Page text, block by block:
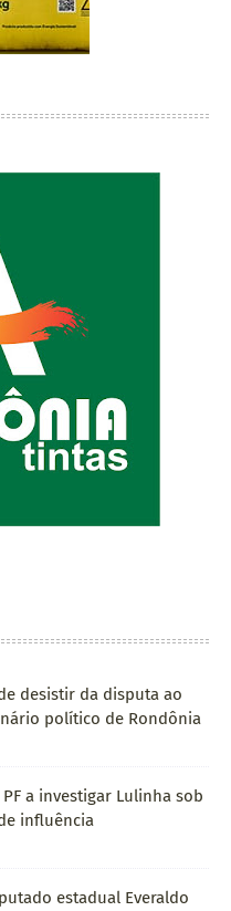
desistir da disputa ao
político de Rondônia
a investigar Lulinha sob
influência
estadual Everaldo